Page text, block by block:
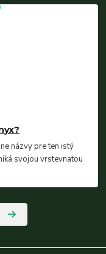
názvy pre ten istý
svojou vrstevnatou